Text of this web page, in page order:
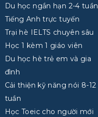
Du học ngắn hạn 2-4 tuần
Tiếng Anh trực tuyến
Trại hè IELTS chuyên sâu
Học 1 kèm 1 giáo viên
Du học hè trẻ em và gia
đình
Cải thiện kỹ năng nói 8-12
tuần
Học Toeic cho người mới